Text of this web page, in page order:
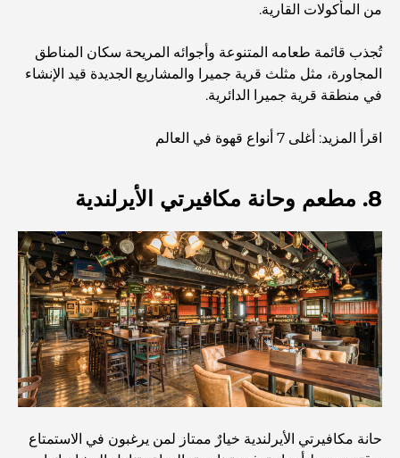
أغلى سيارات مرسيدس التي تم تصنيعها على الإطلاق
رحلة سفاري فاخرة ليلية في دبي: ملاذ فاخر
أغلى سيارات تسلا: الابتكار يلتقي بالأداء
مطاعم الوصل: أشهر أماكن تناول الطعام في دبي
من المأكولات القارية.
تُجذب قائمة طعامه المتنوعة وأجوائه المريحة سكان المناطق
المجاورة، مثل مثلث قرية جميرا والمشاريع الجديدة قيد الإنشاء
في منطقة قرية جميرا الدائرية.
اقرأ المزيد: أغلى 7 أنواع قهوة في العالم
8. مطعم وحانة مكافيرتي الأيرلندية
حانة مكافيرتي الأيرلندية خيارٌ ممتاز لمن يرغبون في الاستمتاع